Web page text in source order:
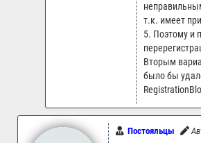
т.к. имеет
5. Поэтому и
Вторым
было бы
Постояльцы